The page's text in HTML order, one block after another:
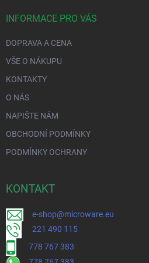
INFORMACE PRO VÁS
DOPRAVA A CENA
VŠE O NÁKUPU
KONTAKTY
O NÁS
NAPIŠTE NÁM
OBCHODNÍ PODMÍNKY
PODMÍNKY OCHRANY
KONTAKT
e-shop@microware.eu
221 490 115
778 767 383